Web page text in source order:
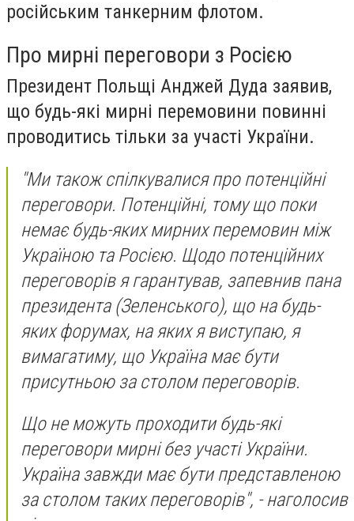
російським танкерним флотом.
Про мирні переговори з Росією
Президент Польщі Анджей Дуда заявив,
що будь-які мирні перемовини повинні
проводитись тільки за участі України.
"Ми також спілкувалися про потенційні
переговори. Потенційні, тому що поки
немає будь-яких мирних перемовин між
Україною та Росією. Щодо потенційних
переговорів я гарантував, запевнив пана
президента (Зеленського), що на будь-
яких форумах, на яких я виступаю, я
вимагатиму, що Україна має бути
присутньою за столом переговорів.
Що не можуть проходити будь-які
переговори мирні без участі України.
Україна завжди має бути представленою
за столом таких переговорів", - наголосив